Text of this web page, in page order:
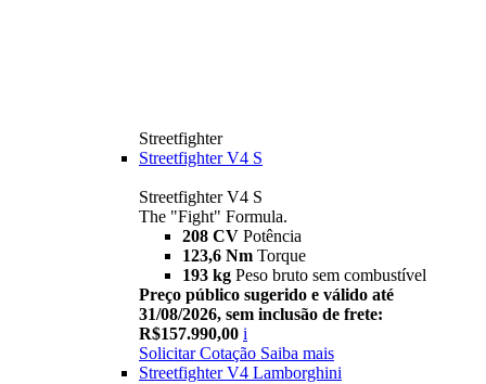
Streetfighter
Streetfighter V4 S
Streetfighter V4 S
The "Fight" Formula.
208 CV Potência
123,6 Nm Torque
193 kg Peso bruto sem combustível
Preço público sugerido e válido até
31/08/2026, sem inclusão de frete:
R$157.990,00 i
Solicitar Cotação Saiba mais
Streetfighter V4 Lamborghini